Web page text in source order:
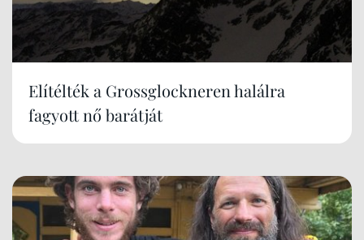
Elítélték a Grossglockneren halálra
fagyott nő barátját